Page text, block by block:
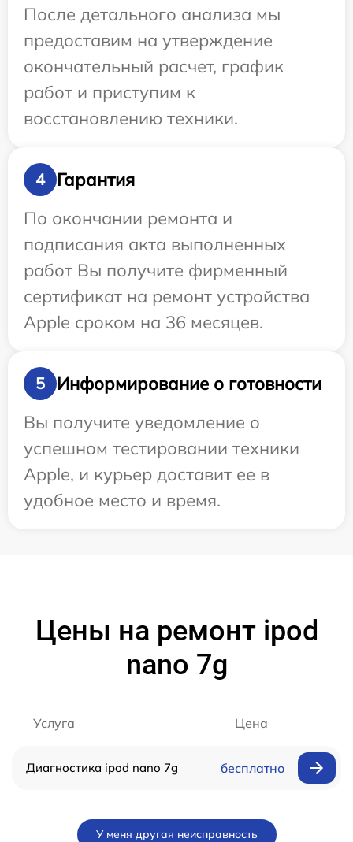
После детального анализа мы
предоставим на утверждение
окончательный расчет, график
работ и приступим к
восстановлению техники.
4
Гарантия
По окончании ремонта и
подписания акта выполненных
работ Вы получите фирменный
сертификат на ремонт устройства
Apple сроком на 36 месяцев.
5
Информирование о готовности
Вы получите уведомление о
успешном тестировании техники
Apple, и курьер доставит ее в
удобное место и время.
Цены на ремонт ipod
nano 7g
Услуга Цена
Диагностика ipod nano 7g бесплатно
У меня другая неисправность